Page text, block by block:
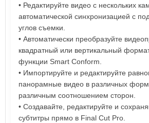
• Редактируйте видео с нескольких
автоматической синхронизацией с
углов съемки.
• Автоматически преобразуйте
квадратный или вертикальный
функции Smart Conform.
• Импортируйте и редактируйте
панорамные видео в различных
различным соотношением сторон.
• Создавайте, редактируйте и
субтитры прямо в Final Cut Pro.